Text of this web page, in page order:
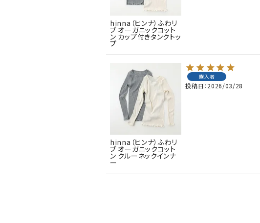
hinna（ヒンナ）ふわリ
ブ オーガニックコット
ン カップ付きタンクトッ
プ
hinna（ヒンナ）ふわリ
ブ オーガニックコット
ン クルーネックインナ
ー
購入者
投稿日 2026/03/28